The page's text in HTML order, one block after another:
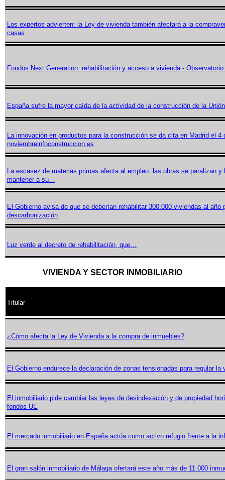
Los expertos advierten: la Ley de vivienda también afectará a la
casas
Fondos Next Generation: rehabilitación y acceso a vivienda -
España sufre la mayor caída de la actividad de la construcción de la
La innovación en productos para la construcción se da cita en Madrid el 4
noviembreinfoconstruccion.es
La escasez de materias primas afecta al empleo: las obras se paralizan y
mantener a su…
El Gobierno avisa de que se deberían rehabilitar 300.000 viviendas al año
descarbonización
Luz verde al decreto de rehabilitación, que…
VIVIENDA Y SECTOR INMOBILIARIO
Titular
¿Cómo afecta la Ley de Vivienda a la compra de inmuebles?
El Gobierno endurece la declaración de zonas tensionadas para regular la
El inmobiliario pide cambiar las leyes de desindexación y de propiedad
fondos UE
El mercado inmobiliario en España actúa como activo refugio frente a la
El gran salón inmobiliario de Málaga ofertará este año más de 11.000